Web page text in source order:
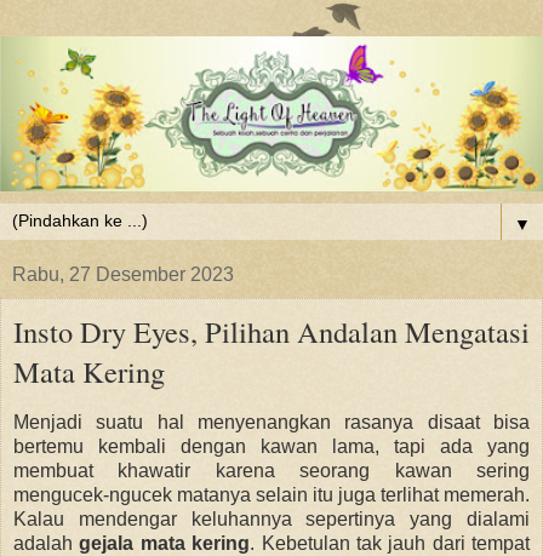
▼
Rabu, 27 Desember 2023
Insto Dry Eyes, Pilihan Andalan Mengatasi
Mata Kering
Menjadi suatu hal menyenangkan rasanya disaat bisa
bertemu kembali dengan kawan lama, tapi ada yang
membuat khawatir karena seorang kawan sering
mengucek-ngucek matanya selain itu juga terlihatmemerah.
Kalau mendengar keluhannya sepertinya yang dialami
adalahgejala mata kering. Kebetulan tak jauh dari tempat